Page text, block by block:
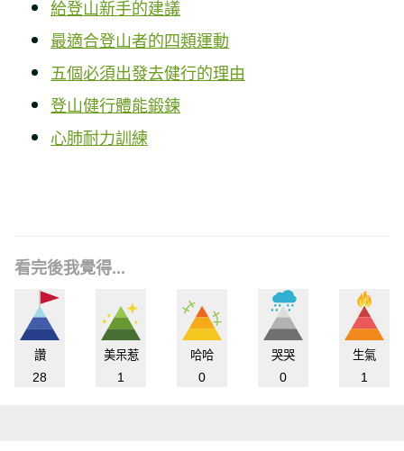
給登山新手的建議
最適合登山者的四類運動
五個必須出發去健行的理由
登山健行體能鍛鍊
心肺耐力訓練
看完後我覺得...
讚
28
美呆惹
1
哈哈
0
哭哭
0
生氣
1